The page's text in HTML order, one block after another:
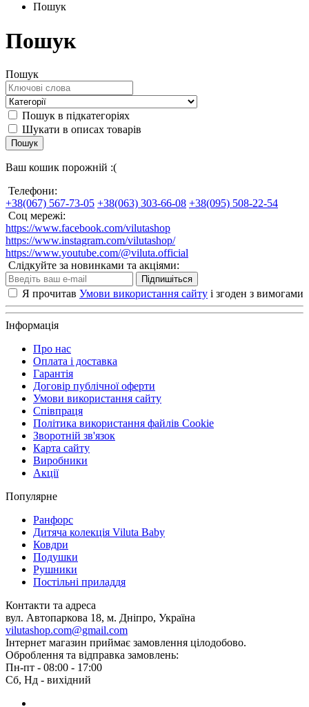
Пошук
Пошук
Пошук
Пошук в підкатегоріях
Шукати в описах товарів
Пошук
Ваш кошик порожній :(
Телефони:
+38(067) 567-73-05 +38(063) 303-66-08 +38(095) 508-22-54
Соц мережі:
https://www.facebook.com/vilutashop
https://www.instagram.com/vilutashop/
https://www.youtube.com/@viluta.official
Слідкуйте за новинками та акціями:
Підпишіться
Я прочитав Умови використання сайту і згоден з вимогами
Інформація
Про нас
Оплата і доставка
Гарантія
Договір публічної оферти
Умови використання сайту
Співпраця
Політика використання файлів Cookie
Зворотній зв'язок
Карта сайту
Виробники
Акції
Популярне
Ранфорс
Дитяча колекція Viluta Baby
Ковдри
Подушки
Рушники
Постільні приладдя
Контакти та адреса
вул. Автопаркова 18, м. Дніпро, Україна
vilutashop.com@gmail.com
Інтернет магазин приймає замовлення цілодобово.
Оброблення та відправка замовлень:
Пн-пт - 08:00 - 17:00
Сб, Нд - вихідний